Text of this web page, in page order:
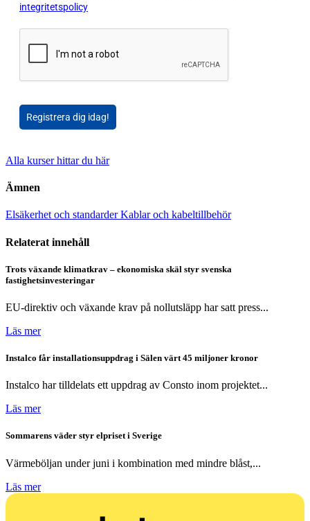
integritetspolicy
Registrera dig idag!
Alla kurser hittar du här
Ämnen
Elsäkerhet och standarderKablar och kabeltillbehör
Relaterat innehåll
Trots växande klimatkrav – ekonomiska skäl styr svenska
fastighetsinvesteringar
EU-direktiv och växande krav på nollutsläpp har satt press...
Läs mer
Instalco får installationsuppdrag i Sälen värt 45 miljoner kronor
Instalco har tilldelats ett uppdrag av Consto inom projektet...
Läs mer
Sommarens väder styr elpriset i Sverige
Värmeböljan under juni i kombination med mindre blåst,...
Läs mer